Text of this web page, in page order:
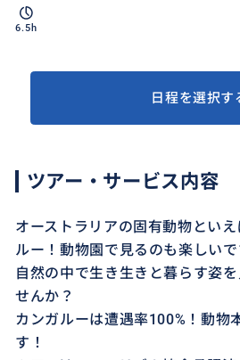
6.5h
日程を選択す
ツアー・サービス内容
オーストラリアの固有動物とい
ルー！動物園で見るのも楽しい
自然の中で生き生きと暮らす姿
せんか？
カンガルーは遭遇率100%！動物
す！